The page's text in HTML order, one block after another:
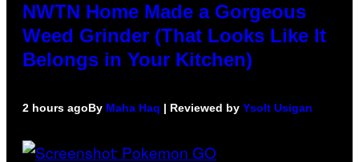
NWTN Home Made a Gorgeous
Weed Grinder (That Looks Like It
Belongs in Your Kitchen)
2 hours agoBy Maha Haq | Reviewed by Ysolt Usigan